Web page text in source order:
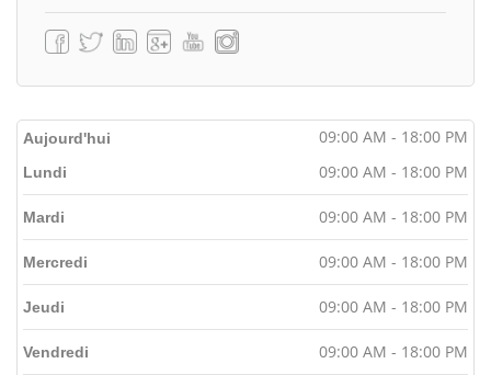
Aujourd'hui 09:00 AM - 18:00 PM
Lundi 09:00 AM - 18:00 PM
Mardi 09:00 AM - 18:00 PM
Mercredi 09:00 AM - 18:00 PM
Jeudi 09:00 AM - 18:00 PM
Vendredi 09:00 AM - 18:00 PM